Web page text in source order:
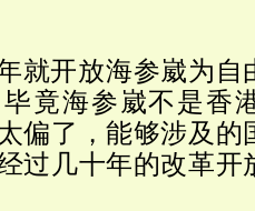
就开放海参崴为自
竟海参崴不是香
偏了，能够涉及的
过几十年的改革开